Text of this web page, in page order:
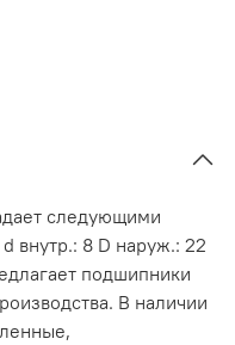
следующими
внутр.: 8 D наруж.: 22
подшипники
В наличии